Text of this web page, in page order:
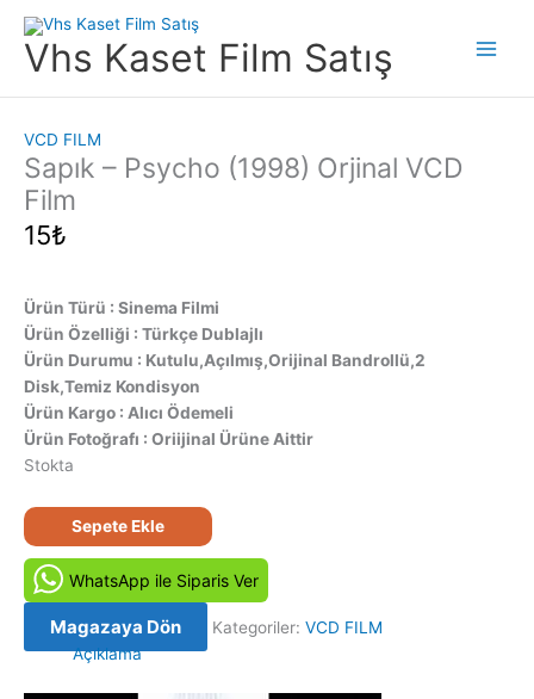
atlaVhs Kaset Film Satış
VCD FILM
Sapık – Psycho (1998) Orjinal VCD
Film
15₺
Ürün Türü : Sinema Filmi
Ürün Özelliği : Türkçe Dublajlı
Ürün Durumu : Kutulu,Açılmış,Orijinal Bandrollü,2
Disk,Temiz Kondisyon
Ürün Kargo : Alıcı Ödemeli
Ürün Fotoğrafı : Oriijinal Ürüne Aittir
Stokta
Sapık
-
Psycho
(1998)
Orjinal
VCD
Sepete Ekle
WhatsApp ile Siparis Ver
Magazaya Dön Kategoriler: VCD FILM
Açıklama